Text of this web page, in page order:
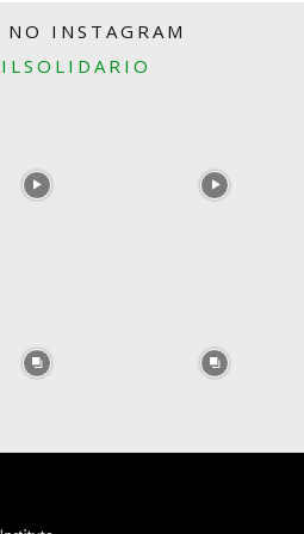
INSTAGRAM